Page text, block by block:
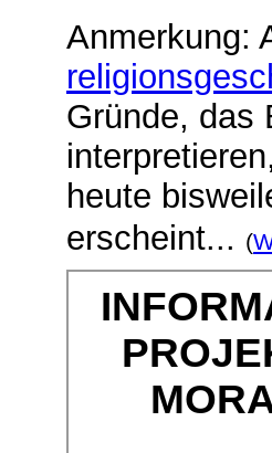
Anmerkung:
Gründe, das
heute
erscheint... (